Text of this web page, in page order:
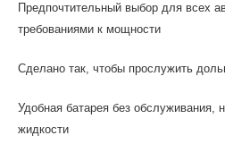
Предпочтительный выбор для всех
требованиями к мощности
Сделано так, чтобы прослужить
Удобная батарея без обслуживания,
жидкости